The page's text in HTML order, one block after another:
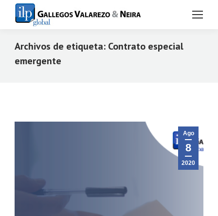
Archivos de etiqueta: Contrato especial
emergente
Ago
8
2020